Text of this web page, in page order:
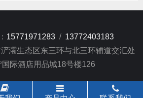
15771971283 / 13772403183
灞生态区东三环与北三环辅道交汇处
际酒店用品城18号楼126